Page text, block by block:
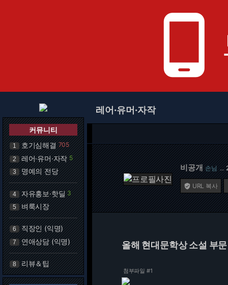
phone_android
커뮤니티
1 호기심해결 705
2 레어·유머·자작 5
3 명예의 전당
4 자유홍보·핫딜 3
5 벼룩시장
6 직장인 (익명)
7 연애상담 (익명)
8 리뷰＆팁
레어·유머·자작
비공개 손님 …
 URL 복사
올해 현대문학상 소설 부
첨부파일 #1